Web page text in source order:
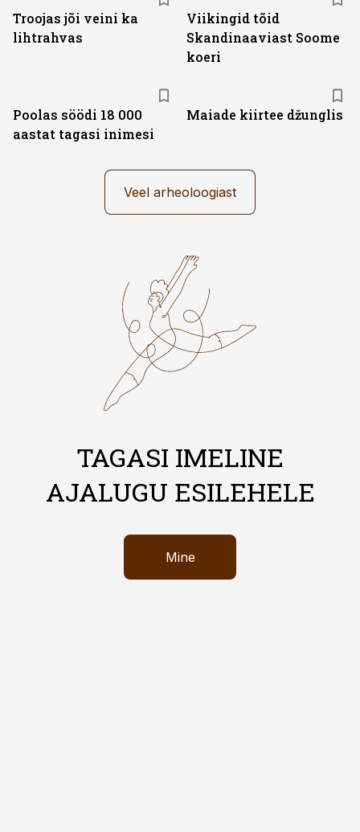
Troojas jõi veini ka
lihtrahvas
Viikingid tõid
Skandinaaviast Soome
koeri
Poolas söödi 18 000
aastat tagasi inimesi
Maiade kiirtee džunglis
Veel arheoloogiast
TAGASI IMELINE
AJALUGU ESILEHELE
Mine